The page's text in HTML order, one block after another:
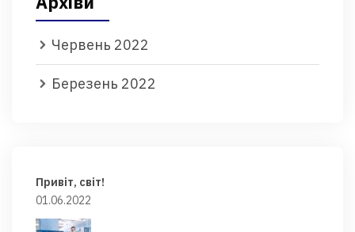
Червень 2022
Березень 2022
Привіт, світ!
01.06.2022